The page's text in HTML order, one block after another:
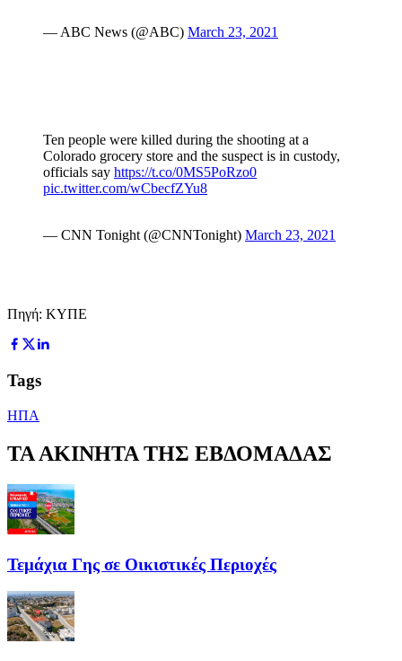
— ABC News (@ABC) March 23, 2021
Ten people were killed during the shooting at a
Colorado grocery store and the suspect is in custody,
officials say https://t.co/0MS5PoRzo0
pic.twitter.com/wCbecfZYu8
— CNN Tonight (@CNNTonight) March 23, 2021
Πηγή: ΚΥΠΕ
Tags
ΗΠΑ
ΤΑ ΑΚΙΝΗΤΑ ΤΗΣ ΕΒΔΟΜΑΔΑΣ
Τεμάχια Γης σε Οικιστικές Περιοχές